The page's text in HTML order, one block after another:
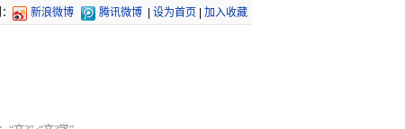
新浪微博 腾讯微博 设为首页 加入收藏